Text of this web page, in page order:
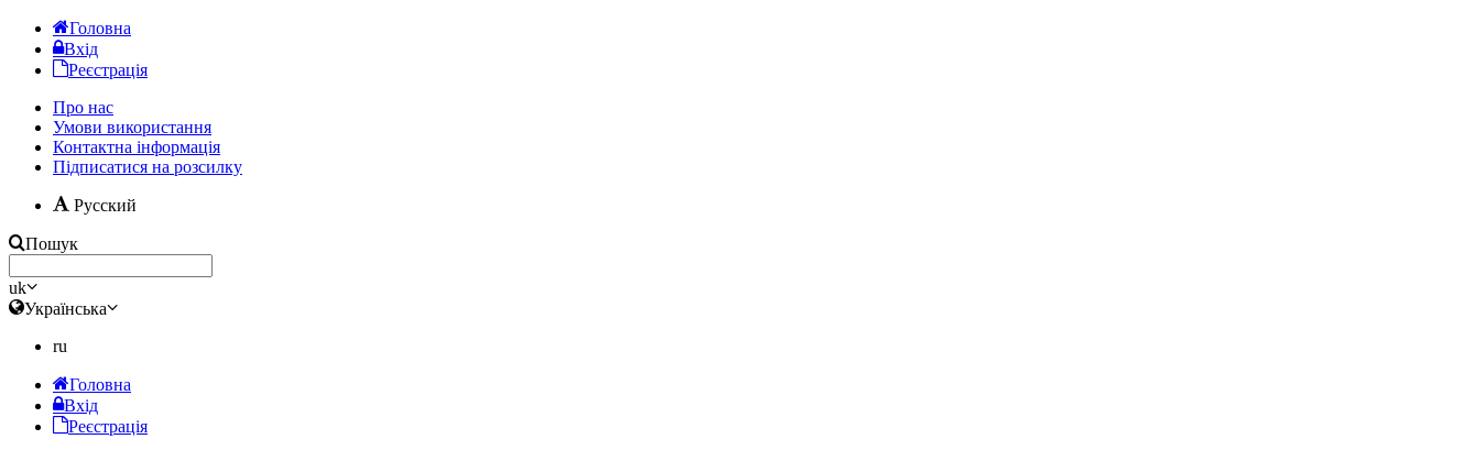
Головна
Вхід
Реєстрація
Про нас
Умови використання
Контактна інформація
Підписатися на розсилку
Русский
Пошук
uk
Українська
ru
Головна
Вхід
Реєстрація